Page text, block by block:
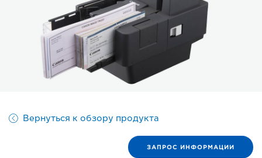
Вернуться к обзору продукта
ЗАПРОС ИНФОРМАЦИИ